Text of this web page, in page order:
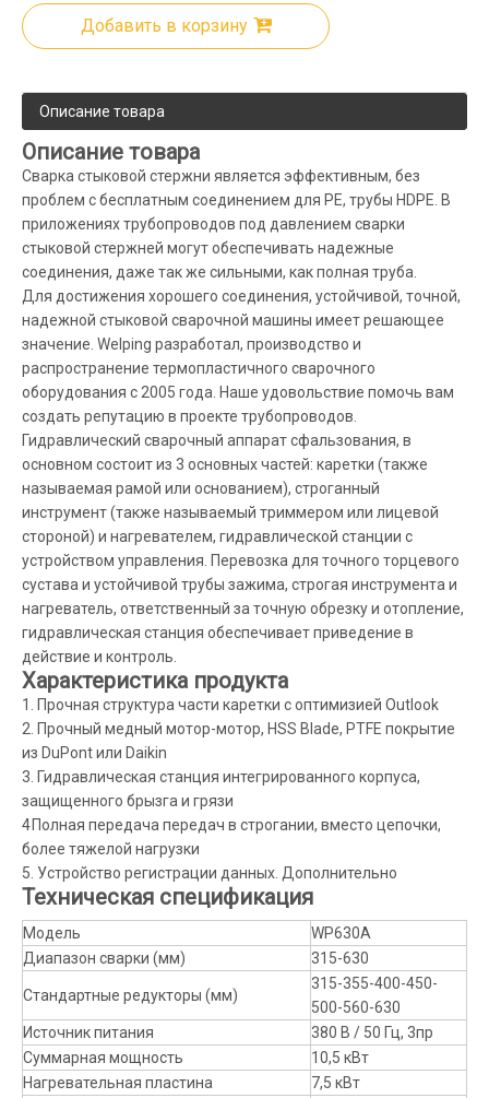
Добавить в корзину
Описание товара
Описание товара
Сварка стыковой стержни является эффективным, без
проблем с бесплатным соединением для PE, трубы HDPE. В
приложениях трубопроводов под давлением сварки
стыковой стержней могут обеспечивать надежные
соединения, даже так же сильными, как полная труба.
Для достижения хорошего соединения, устойчивой, точной,
надежной стыковой сварочной машины имеет решающее
значение. Welping разработал, производство и
распространение термопластичного сварочного
оборудования с 2005 года. Наше удовольствие помочь вам
создать репутацию в проекте трубопроводов.
Гидравлический сварочный аппарат сфальзования, в
основном состоит из 3 основных частей: каретки (также
называемая рамой или основанием), строганный
инструмент (также называемый триммером или лицевой
стороной) и нагревателем, гидравлической станции с
устройством управления. Перевозка для точного торцевого
сустава и устойчивой трубы зажима, строгая инструмента и
нагреватель, ответственный за точную обрезку и отопление,
гидравлическая станция обеспечивает приведение в
действие и контроль.
Характеристика продукта
1. Прочная структура части каретки с оптимизией Outlook
2. Прочный медный мотор-мотор, HSS Blade, PTFE покрытие
из DuPont или Daikin
3. Гидравлическая станция интегрированного корпуса,
защищенного брызга и грязи
4Полная передача передач в строгании, вместо цепочки,
более тяжелой нагрузки
5. Устройство регистрации данных. Дополнительно
Техническая спецификация
Модель
WP630A
Диапазон сварки (мм)
315-630
Стандартные редукторы (мм)
315-355-400-450-
500-560-630
Источник питания
380 В / 50 Гц, 3пр
Суммарная мощность
10,5 кВт
Нагревательная пластина
7,5 кВт